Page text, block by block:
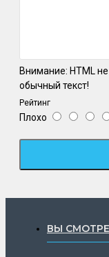
Внимание: HTML
обычный текст!
Рейтинг
Плохо
ВЫ